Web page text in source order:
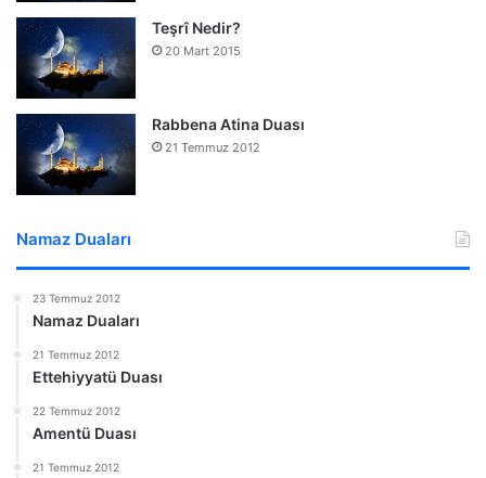
Teşrî Nedir?
20 Mart 2015
Rabbena Atina Duası
21 Temmuz 2012
Namaz Duaları
23 Temmuz 2012
Namaz Duaları
21 Temmuz 2012
Ettehiyyatü Duası
22 Temmuz 2012
Amentü Duası
21 Temmuz 2012